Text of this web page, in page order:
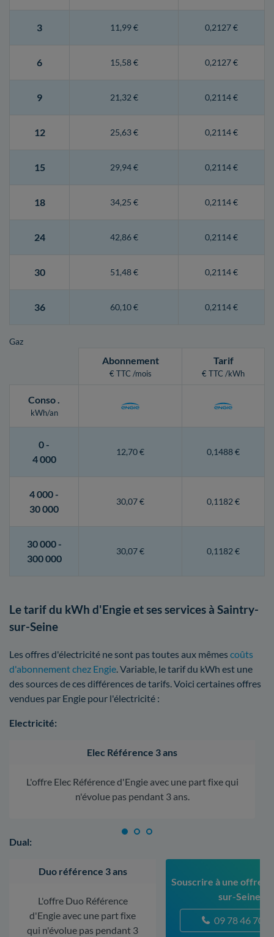
3 11,99 € 0,2127 €
6 15,58 € 0,2127 €
9 21,32 € 0,2114 €
12 25,63 € 0,2114 €
15 29,94 € 0,2114 €
18 34,25 € 0,2114 €
24 42,86 € 0,2114 €
30 51,48 € 0,2114 €
36 60,10 € 0,2114 €
Gaz
Abonnement
€ TTC /mois
Tarif
€ TTC /kWh
Conso.
kWh/an
0 -
4 000
12,70 € 0,1488 €
4 000 -
30 000
30,07 € 0,1182 €
30 000 -
300 000
30,07 € 0,1182 €
Le tarif du kWh d'Engie et ses services à Saintry-
sur-Seine
Les offres d'électricité ne sont pas toutes aux mêmes coûts
d'abonnement chez Engie. Variable, le tarif du kWh est une
des sources de ces différences de tarifs. Voici certaines offres
vendues par Engie pour l'électricité :
Electricité:
Elec Référence 3 ans
L'offre Elec Référence d'Engie avec une part fixe qui
n'évolue pas pendant 3 ans.
Dual:
Duo référence 3 ans
L'offre Duo Référence
d'Engie avec une part fixe
qui n'évolue pas pendant 3
Souscrire à une offre à
sur-Seine
09 78 46 70